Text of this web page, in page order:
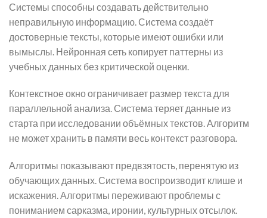
Системы способны создавать действительно
неправильную информацию. Система создаёт
достоверные тексты, которые имеют ошибки или
вымыслы. Нейронная сеть копирует паттерны из
учебных данных без критической оценки.
Контекстное окно ограничивает размер текста для
параллельной анализа. Система теряет данные из
старта при исследовании объёмных текстов. Алгоритм
не может хранить в памяти весь контекст разговора.
Алгоритмы показывают предвзятость, перенятую из
обучающих данных. Система воспроизводит клише и
искажения. Алгоритмы переживают проблемы с
пониманием сарказма, иронии, культурных отсылок.